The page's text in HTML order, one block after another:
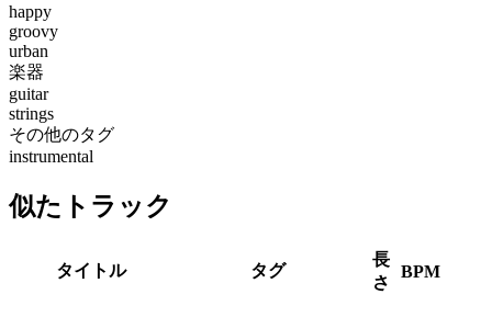
happy
groovy
urban
楽器
guitar
strings
その他のタグ
instrumental
似たトラック
タイトル タグ
長
さ
BPM